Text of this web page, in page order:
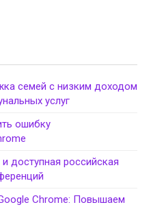
семей с низким доходом
услуг
ошибку
доступная российская
Chrome: Повышаем